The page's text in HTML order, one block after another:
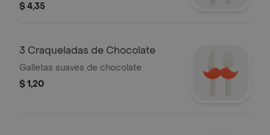
$ 4,35
3 Craqueladas de Chocolate
Galletas suaves de chocolate
$ 1,20